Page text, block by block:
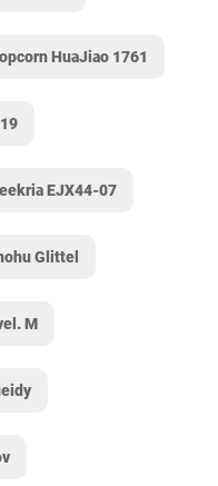
HuaJiao 1761
EJX44-07
Glittel
M